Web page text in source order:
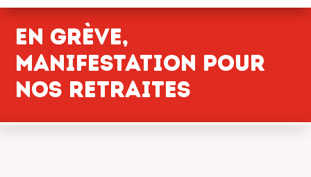
En grève,
manifestation pour
nos retraites